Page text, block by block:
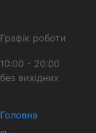
Графік роботи
10:00 - 20:00
без вихідних
Головна